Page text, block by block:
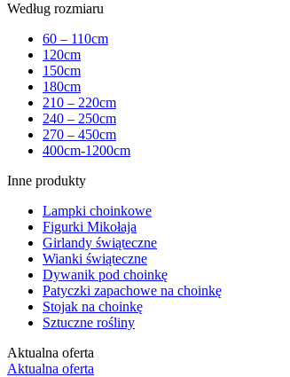
Według rozmiaru
60 – 110cm
120cm
150cm
180cm
210 – 220cm
240 – 250cm
270 – 450cm
400cm-1200cm
Inne produkty
Lampki choinkowe
Figurki Mikołaja
Girlandy świąteczne
Wianki świąteczne
Dywanik pod choinkę
Patyczki zapachowe na choinkę
Stojak na choinkę
Sztuczne rośliny
Aktualna oferta
Aktualna oferta